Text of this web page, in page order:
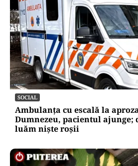
SOCIAL
Ambulanța cu escală la
Dumnezeu, pacientul ajunge;
luăm niște roșii